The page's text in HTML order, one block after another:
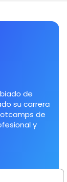
de
su carrera
de
y